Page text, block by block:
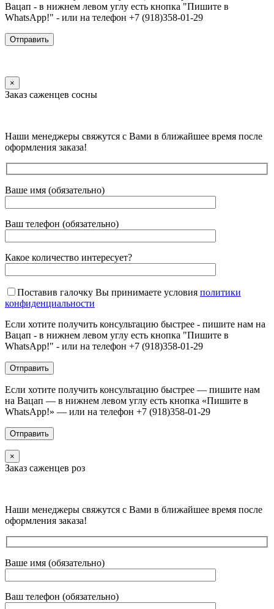
Вацап - в нижнем левом углу есть кнопка "Пишите в
WhatsApp!" - или на телефон +7 (918)358-01-29
×
Заказ саженцев сосны
Наши менеджеры свяжутся с Вами в ближайшее время после
оформления заказа!
Ваше имя (обязательно)
Ваш телефон (обязательно)
Какое количество интересует?
Поставив галочку Вы принимаете условия политики
конфиденциальности
Если хотите получить консультацию быстрее - пишите нам на
Вацап - в нижнем левом углу есть кнопка "Пишите в
WhatsApp!" - или на телефон +7 (918)358-01-29
Если хотите получить консультацию быстрее — пишите нам
на Вацап — в нижнем левом углу есть кнопка «Пишите в
WhatsApp!» — или на телефон +7 (918)358-01-29
×
Заказ саженцев роз
Наши менеджеры свяжутся с Вами в ближайшее время после
оформления заказа!
Ваше имя (обязательно)
Ваш телефон (обязательно)